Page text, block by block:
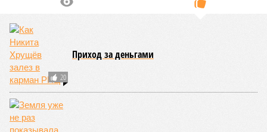
20
Приход за деньгами